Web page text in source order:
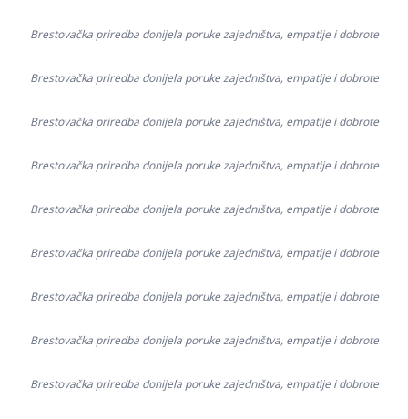
Brestovačka priredba donijela poruke zajedništva, empatije i dobrote
Brestovačka priredba donijela poruke zajedništva, empatije i dobrote
Brestovačka priredba donijela poruke zajedništva, empatije i dobrote
Brestovačka priredba donijela poruke zajedništva, empatije i dobrote
Brestovačka priredba donijela poruke zajedništva, empatije i dobrote
Brestovačka priredba donijela poruke zajedništva, empatije i dobrote
Brestovačka priredba donijela poruke zajedništva, empatije i dobrote
Brestovačka priredba donijela poruke zajedništva, empatije i dobrote
Brestovačka priredba donijela poruke zajedništva, empatije i dobrote